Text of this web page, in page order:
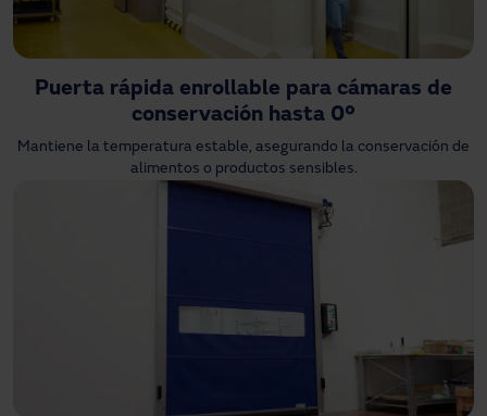
Puerta rápida enrollable para cámaras de
conservación hasta 0º
Mantiene la temperatura estable, asegurando la conservación de
alimentos o productos sensibles.